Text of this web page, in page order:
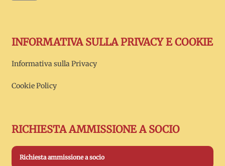
INFORMATIVA SULLA PRIVACY E COOKIE
Informativa sulla Privacy
Cookie Policy
RICHIESTA AMMISSIONE A SOCIO
Richiesta ammissione a socio